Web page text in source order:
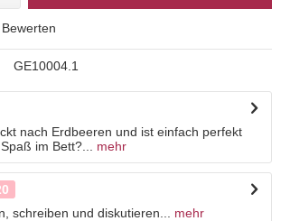
Bewerten
GE10004.1
nach Erdbeeren und ist einfach perfekt
im Bett?...
mehr
schreiben und diskutieren...
mehr